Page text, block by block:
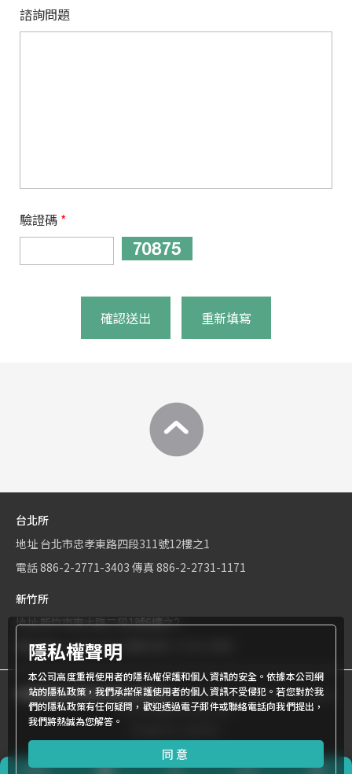
諮詢問題
驗證碼 *
確認送出 重新填寫
台北所
地址 台北市忠孝東路四段311號12樓之1
電話886-2-2771-3403 傳真 886-2-2731-1171
新竹所
地址新竹市東大路二段1號6樓之2
電話886-3-534-9161
商標權屬世界專利有限公司所有© World Patent Limited Company
Inc All Rights Reserved.
隱私權聲明
本公司高度重視使用者的隱私權保護和個人資訊的安全。依據本公司網
站的隱私政策，我們承諾保護使用者的個人資訊不受侵犯。若您對於我
們的隱私政策有任何疑問，歡迎透過電子郵件或聯絡電話向我們提出，
我們將熱誠為您解答。
同意